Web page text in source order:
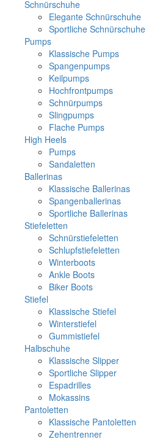
Schnürschuhe
Elegante Schnürschuhe
Sportliche Schnürschuhe
Pumps
Klassische Pumps
Spangenpumps
Keilpumps
Hochfrontpumps
Schnürpumps
Slingpumps
Flache Pumps
High Heels
Pumps
Sandaletten
Ballerinas
Klassische Ballerinas
Spangenballerinas
Sportliche Ballerinas
Stiefeletten
Schnürstiefeletten
Schlupfstiefeletten
Winterboots
Ankle Boots
Biker Boots
Stiefel
Klassische Stiefel
Winterstiefel
Gummistiefel
Halbschuhe
Klassische Slipper
Sportliche Slipper
Espadrilles
Mokassins
Pantoletten
Klassische Pantoletten
Zehentrenner